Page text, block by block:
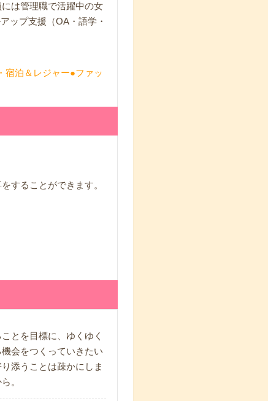
は管理職で活躍中の女
ップ支援（OA・語学・
宿泊＆レジャー●ファッ
することができます。
とを目標に、ゆくゆく
会をつくっていきたい
添うことは疎かにしま
。